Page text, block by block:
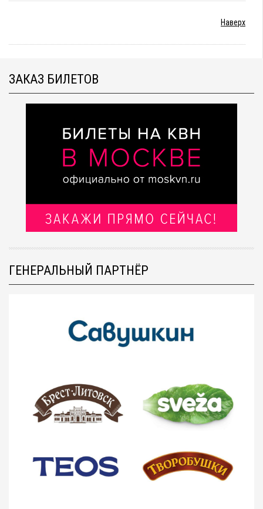
Наверх
ЗАКАЗ БИЛЕТОВ
ГЕНЕРАЛЬНЫЙ ПАРТНЁР